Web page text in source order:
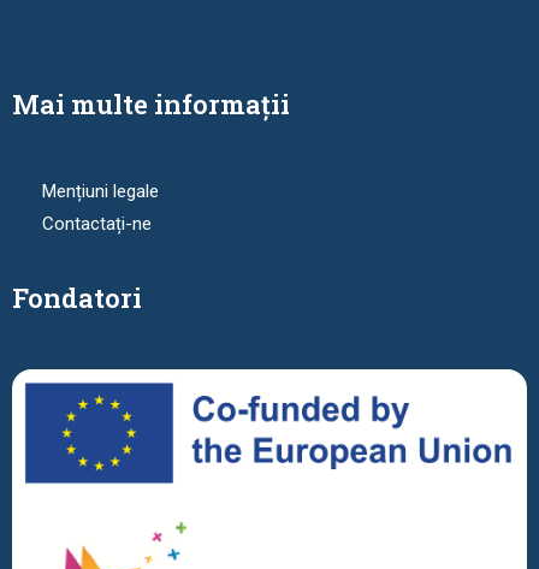
Mai multe informații
Mențiuni legale
Contactați-ne
Fondatori